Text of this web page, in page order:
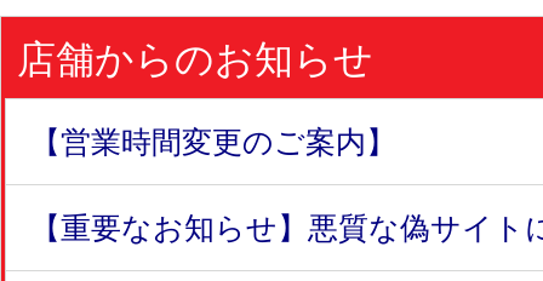
店舗からのお知らせ
【営業時間変更のご案内】
【重要なお知らせ】悪質な偽サイト